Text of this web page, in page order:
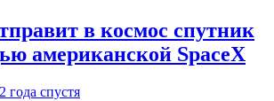
в космос спутник
американской SpaceX
2 года спустя